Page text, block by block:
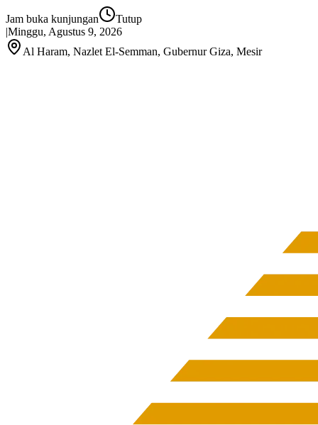
Jam buka kunjungan
Tutup
|Minggu, Agustus 9, 2026
Al Haram, Nazlet El‑Semman, Gubernur Giza, Mesir